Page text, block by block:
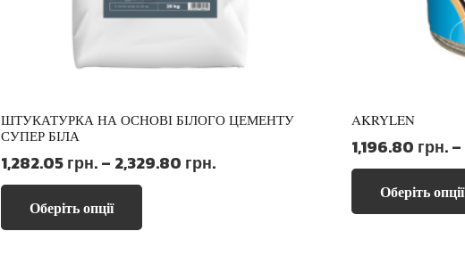
ШТУКАТУРКА НА ОСНОВІ БІЛОГО ЦЕМЕНТУ
СУПЕР БІЛА
1,282.05грн.– 2,329.80 грн.Діапазон
Оберіть опції
AKRYLEN
1,196.80 грн.–
Оберіть опції